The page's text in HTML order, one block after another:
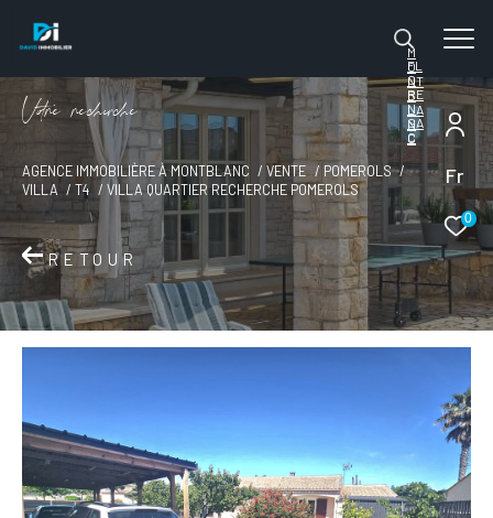
Fr
0
M
O
NT
B
LA
N
C
FL
O
RE
N
SA
C
Vore recece
AGENCE IMMOBILIÈRE À MONTBLANC VENTE
POMEROLS
VILLA
T4 VILLA QUARTIER RECHERCHE POMEROLS
RETOUR